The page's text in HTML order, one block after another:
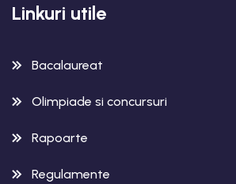
Linkuri utile
Bacalaureat
Olimpiade si concursuri
Rapoarte
Regulamente